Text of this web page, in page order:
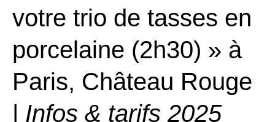
votre trio de tasses en
porcelaine (2h30) » à
Paris, Château Rouge
| Infos & tarifs 2025